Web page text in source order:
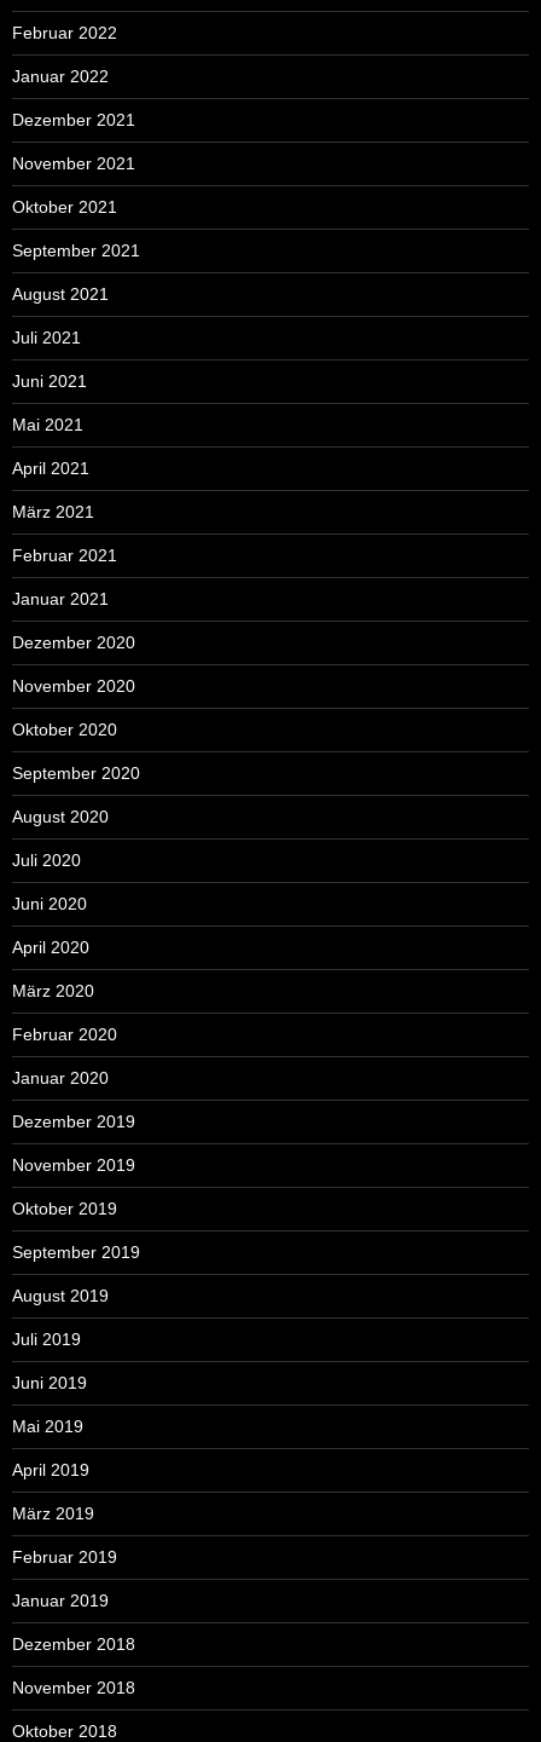
Februar 2022
Januar 2022
Dezember 2021
November 2021
Oktober 2021
September 2021
August 2021
Juli 2021
Juni 2021
Mai 2021
April 2021
März 2021
Februar 2021
Januar 2021
Dezember 2020
November 2020
Oktober 2020
September 2020
August 2020
Juli 2020
Juni 2020
April 2020
März 2020
Februar 2020
Januar 2020
Dezember 2019
November 2019
Oktober 2019
September 2019
August 2019
Juli 2019
Juni 2019
Mai 2019
April 2019
März 2019
Februar 2019
Januar 2019
Dezember 2018
November 2018
Oktober 2018